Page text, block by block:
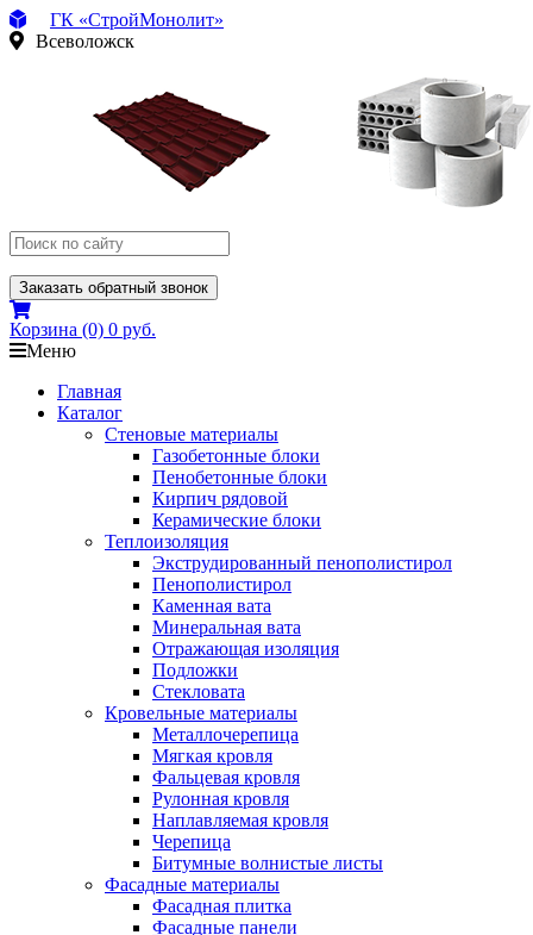
ГК «СтройМонолит»
Всеволожск
Заказать обратный звонок
Корзина (0) 0 руб.
Меню
Главная
Каталог
Стеновые материалы
Газобетонные блоки
Пенобетонные блоки
Кирпич рядовой
Керамические блоки
Теплоизоляция
Экструдированный пенополистирол
Пенополистирол
Каменная вата
Минеральная вата
Отражающая изоляция
Подложки
Стекловата
Кровельные материалы
Металлочерепица
Мягкая кровля
Фальцевая кровля
Рулонная кровля
Наплавляемая кровля
Черепица
Битумные волнистые листы
Фасадные материалы
Фасадная плитка
Фасадные панели